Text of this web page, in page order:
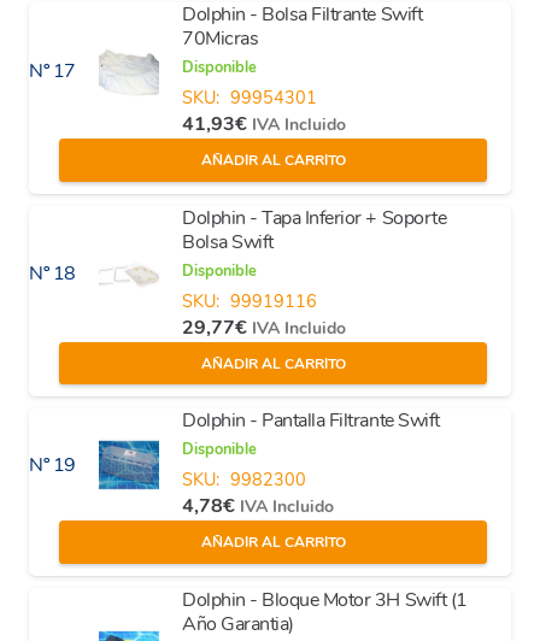
Nº 17
Dolphin - Bolsa Filtrante Swift
70Micras
Disponible
SKU: 99954301
41,93€ IVA Incluido
AÑADIR AL CARRITO
Nº 18
Dolphin - Tapa Inferior + Soporte
Bolsa Swift
Disponible
SKU: 99919116
29,77€ IVA Incluido
AÑADIR AL CARRITO
Nº 19
Dolphin - Pantalla Filtrante Swift
Disponible
SKU: 9982300
4,78€ IVA Incluido
AÑADIR AL CARRITO
Dolphin - Bloque Motor 3H Swift (1
Año Garantia)